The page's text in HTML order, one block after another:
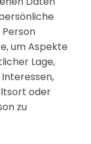
um Aspekte
Lage,
oder
zu